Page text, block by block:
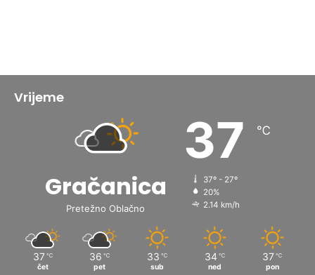
Vrijeme
Gračanica
Pretežno Oblačno
37 ℃
37º - 27º
20%
2.14 km/h
37 ℃
čet
36 ℃
pet
33 ℃
sub
34 ℃
ned
37 ℃
pon